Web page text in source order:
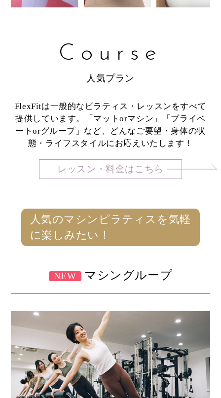
Course
人気プラン
FlexFitは一般的なピラティス・レッスンをすべて
提供しています。「マットorマシン」「プライベ
ートorグループ」など、どんなご要望・身体の状
態・ライフスタイルにお応えいたします！
レッスン・料金はこちら
人気のマシンピラティスを気軽
に楽しみたい！
NEW マシングループ